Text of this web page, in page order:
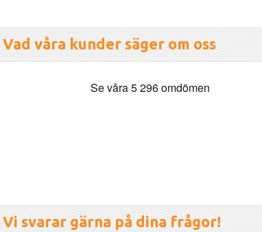
Vad våra kunder säger om oss
Vi svarar gärna på dina frågor!